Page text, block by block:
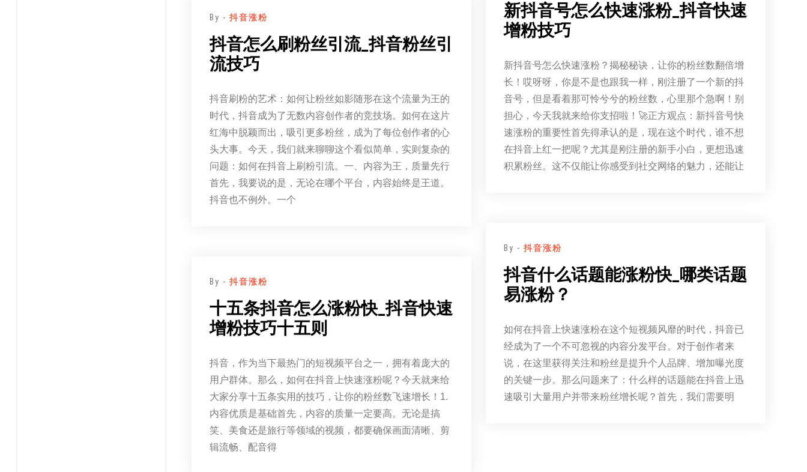
新抖音号怎么快速涨粉_抖音快速
增粉技巧
新抖音号怎么快速涨粉？揭秘秘诀，让你的粉丝数翻倍增
长！哎呀呀，你是不是也跟我一样，刚注册了一个新的抖
音号，但是看着那可怜兮兮的粉丝数，心里那个急啊！别
担心，今天我就来给你支招啦！🚀正方观点：新抖音号快
速涨粉的重要性首先得承认的是，现在这个时代，谁不想
在抖音上红一把呢？尤其是刚注册的新手小白，更想迅速
积累粉丝。这不仅能让你感受到社交网络的魅力，还能让
By -抖音涨粉
抖音怎么刷粉丝引流_抖音粉丝引
流技巧
抖音刷粉的艺术：如何让粉丝如影随形在这个流量为王的
时代，抖音成为了无数内容创作者的竞技场。如何在这片
红海中脱颖而出，吸引更多粉丝，成为了每位创作者的心
头大事。今天，我们就来聊聊这个看似简单，实则复杂的
问题：如何在抖音上刷粉引流。一、内容为王，质量先行
首先，我要说的是，无论在哪个平台，内容始终是王道。
抖音也不例外。一个
By - 抖音涨粉
抖音什么话题能涨粉快_哪类话题
易涨粉？
如何在抖音上快速涨粉在这个短视频风靡的时代，抖音已
经成为了一个不可忽视的内容分发平台。对于创作者来
说，在这里获得关注和粉丝是提升个人品牌、增加曝光度
的关键一步。那么问题来了：什么样的话题能在抖音上迅
速吸引大量用户并带来粉丝增长呢？首先，我们需要明
By -抖音涨粉
十五条抖音怎么涨粉快_抖音快速
增粉技巧十五则
抖音，作为当下最热门的短视频平台之一，拥有着庞大的
用户群体。那么，如何在抖音上快速涨粉呢？今天就来给
大家分享十五条实用的技巧，让你的粉丝数飞速增长！1.
内容优质是基础首先，内容的质量一定要高。无论是搞
笑、美食还是旅行等领域的视频，都要确保画面清晰、剪
辑流畅、配音得